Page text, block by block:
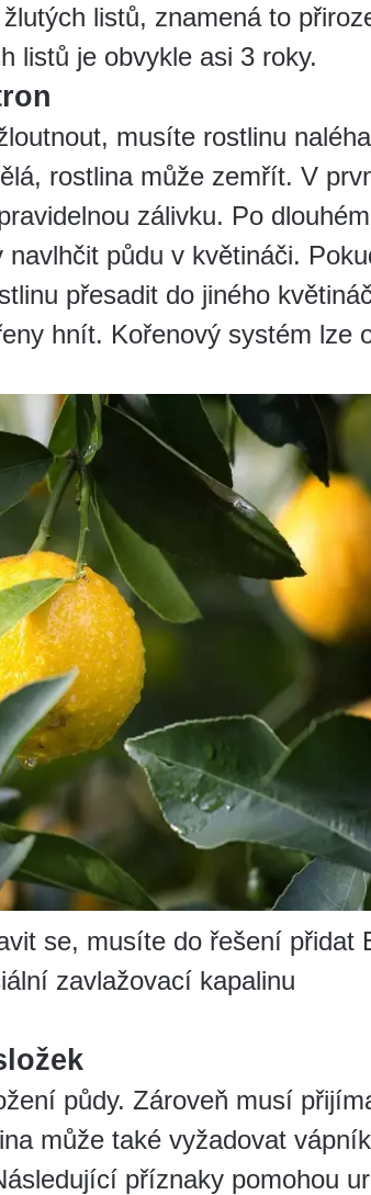
listů, znamená to
listů je obvykle asi 3 roky.
musíte rostlinu
rostlina může zemřít. V
zálivku. Po dlouhém
půdu v ​​květináči.
přesadit do jiného
hnít. Kořenový systém lze
se, musíte do řešení přidat
zavlažovací kapalinu
půdy. Zároveň musí
může také vyžadovat
příznaky pomohou